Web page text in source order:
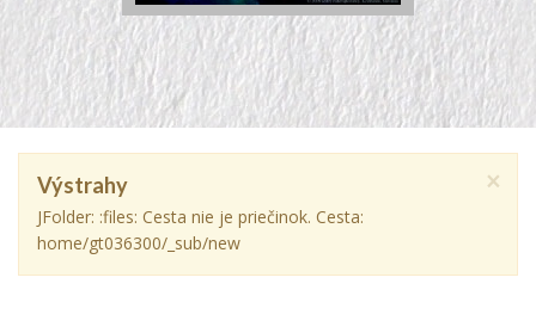
×
Výstrahy
JFolder: :files: Cesta nie je priečinok. Cesta:
home/gt036300/_sub/new